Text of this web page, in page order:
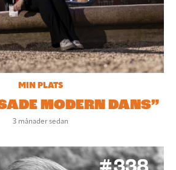
MIN PLATS
MODERN DANS”
3 månader sedan